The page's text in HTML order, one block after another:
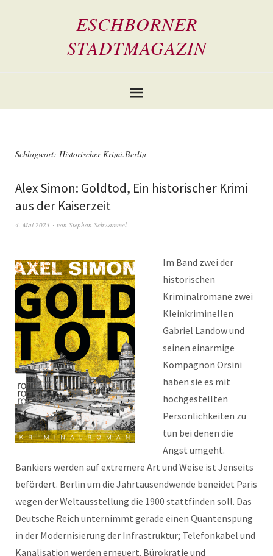
ESCHBORNER
STADTMAGAZIN
Schlagwort: Historischer Krimi.Berlin
Alex Simon: Goldtod, Ein historischer Krimi
aus der Kaiserzeit
4. Mai 2023 von Stephan Schwammel
Im Band zwei der
historischen
Kriminalromane zwei
Kleinkriminellen
Gabriel Landow und
seinen einarmige
Kompagnon Orsini
haben sie es mit
hochgestellten
Persönlichkeiten zu
tun bei denen die
Angst umgeht.
Bankiers werden auf extremere Art und Weise ist Jenseits
befördert. Berlin um die Jahrtausendwende beneidet Paris
wegen der Weltausstellung die 1900 stattfinden soll. Das
Deutsche Reich unternimmt gerade einen Quantenspung
in der Modernisierung der Infrastruktur; Telefonkabel und
Kanalisation werden erneuert. Bürokratie und